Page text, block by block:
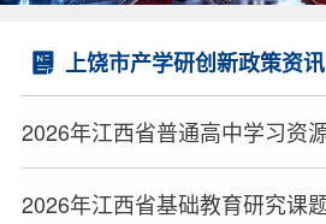
上饶市产学研创新政策资讯